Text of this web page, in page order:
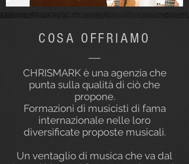
CHRISMARK è una agenzia che
punta sulla qualità di ciò che
propone.
Formazioni di musicisti di fama
internazionale nelle loro
diversificate proposte musicali.
Un ventaglio di musica che va dal
COSA OFFRIAMO